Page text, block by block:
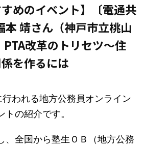
すめのイベント】〔電通共
本 靖さん（神戸市立桃山
改革のトリセツ～住
を作るには
われる地方公務員オンライン
の紹介です。
全国から塾生ＯＢ（地方公務